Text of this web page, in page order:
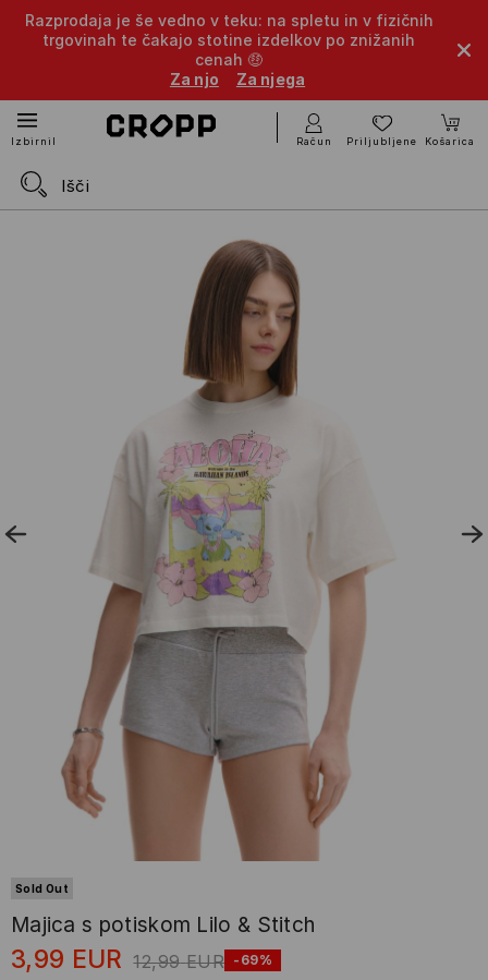
Razprodaja je še vedno v teku: na spletu in v fizičnih
trgovinah te čakajo stotine izdelkov po znižanih
cenah 🤑
Za njo
Za njega
Izbirnik Račun Priljubljene Košarica
Sold Out
Majica s potiskom Lilo & Stitch
3,99 EUR 12,99 EUR -69%